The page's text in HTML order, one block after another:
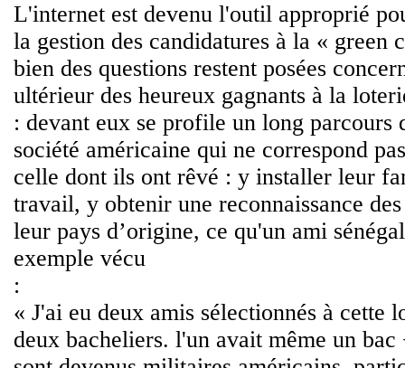
L'internet est devenu l'outil approprié
la gestion des candidatures à la « green
bien des questions restent posées
ultérieur des heureux gagnants à la
: devant eux se profile un long parcours
société américaine qui ne correspond
celle dont ils ont rêvé : y installer leur
travail, y obtenir une reconnaissance
leur pays d’origine, ce qu'un ami
exemple vécu
:
« J'ai eu deux amis sélectionnés à cette
deux bacheliers. l'un avait même un bac